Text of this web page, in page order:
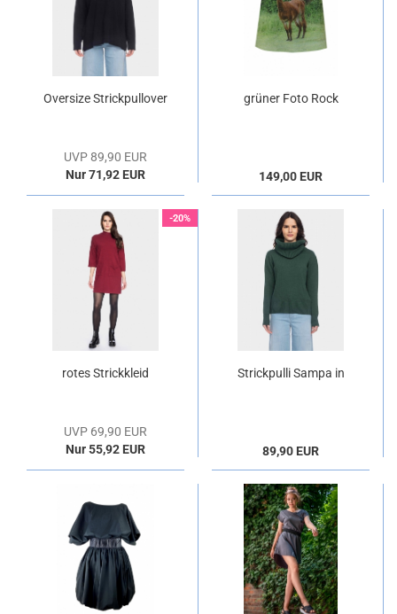
Oversize Strickpullover
UVP 89,90 EUR
Nur 71,92 EUR
grüner Foto Rock
149,00 EUR
-20%
rotes Strickkleid
UVP 69,90 EUR
Nur 55,92 EUR
Strickpulli Sampa in
89,90 EUR